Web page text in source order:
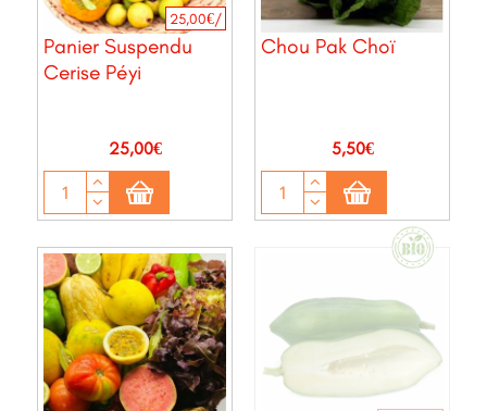
Panier Suspendu
Cerise Péyi
25,00€/
Prix
25,00€
Chou Pak Choï
Prix
5,50€